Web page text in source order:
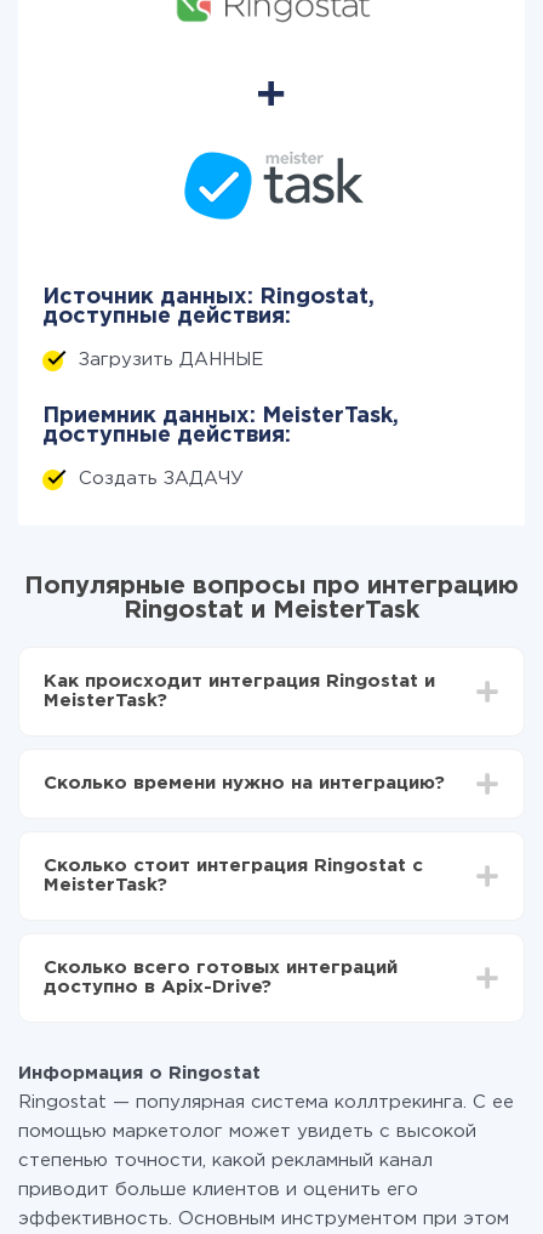
Источник данных: Ringostat,
доступные действия:
Загрузить ДАННЫЕ
Приемник данных: MeisterTask,
доступные действия:
Создать ЗАДАЧУ
Популярные вопросы про интеграцию
Ringostat и MeisterTask
Как происходит интеграция Ringostat и
MeisterTask?
Выбираете какие данные передавать из
Теперь данные будут автоматически
передаваться из Ringostat в MeisterTask
Сколько времени нужно на интеграцию?
отличаться и составлять от 5-ти до 30-минут. В
среднем настройка занимает 10-15 минут.
Сколько стоит интеграция Ringostat с
MeisterTask?
функционал. Вы оплачиваете только количество
данных, которые по факту передаются из одной
перейти на платный, при необходимости. Подробнее
отарифах .
Сколько всего готовых интеграций
доступно в Apix-Drive?
Информация о Ringostat
Ringostat — популярная система коллтрекинга. С ее
помощью маркетолог может увидеть с высокой
степенью точности, какой рекламный канал
приводит больше клиентов и оценить его
эффективность. Основным инструментом при этом